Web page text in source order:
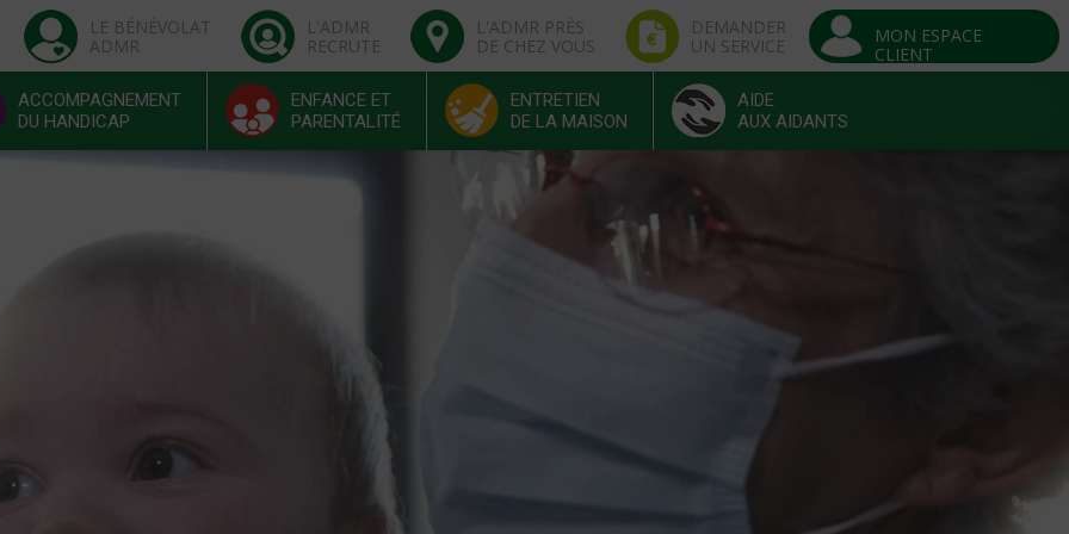
LE BÉNÉVOLAT
ADMR
L'ADMR
RECRUTE
L'ADMR PRÈS
DE CHEZ VOUS
DEMANDER
UN SERVICE
MON ESPACE
CLIENT
ACCOMPAGNEMENT
DU HANDICAP
ENFANCE ET
PARENTALITÉ
ENTRETIEN
DE LA MAISON
AIDE
AUX AIDANTS